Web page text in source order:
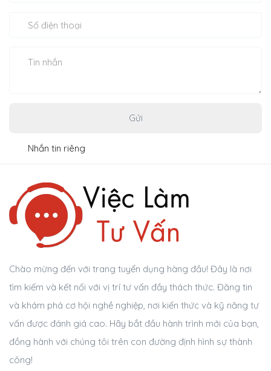
Gửi
Nhắn tin riêng
Chào mừng đến với trang tuyển dụng hàng đầu! Đây là nơi
tìm kiếm và kết nối với vị trí tư vấn đầy thách thức. Đăng tin
và khám phá cơ hội nghề nghiệp, nơi kiến thức và kỹ năng tư
vấn được đánh giá cao. Hãy bắt đầu hành trình mới của bạn,
đồng hành với chúng tôi trên con đường định hình sự thành
công!